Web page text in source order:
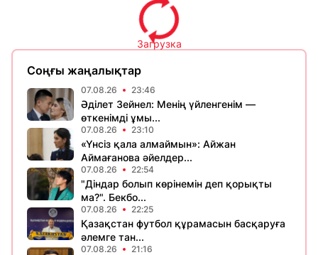
Загрузка
Соңғы жаңалықтар
07.08.26 23:46
Әділет Зейнел: Менің үйленгенім —
өткенімді ұмы...
07.08.26 23:10
«Үнсіз қала алмаймын»: Айжан
Аймағанова әйелдер...
07.08.26 22:54
"Діндар болып көрінемін деп қорықты
ма?". Бекбо...
07.08.26 22:25
Қазақстан футбол құрамасын басқаруға
әлемге тан...
07.08.26 21:16